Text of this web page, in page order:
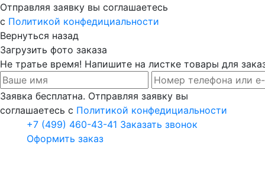
Отправляя заявку вы соглашаетесь
с Политикой конфедициальности
Вернуться назад
Загрузить фото заказа
Не тратье время! Напишите на листке товары для
Заявка бесплатна. Отправляя заявку вы
соглашаетесь с Политикой конфедициальности
+7 (499) 460-43-41 Заказать звонок
Оформить заказ